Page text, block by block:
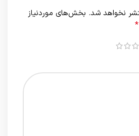
نخواهد شد. بخش‌های موردنیاز
*